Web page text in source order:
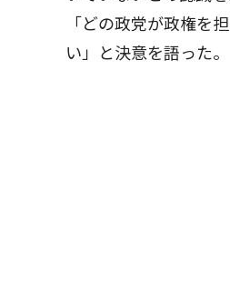
「どの政党が政権を
い」と決意を語った。